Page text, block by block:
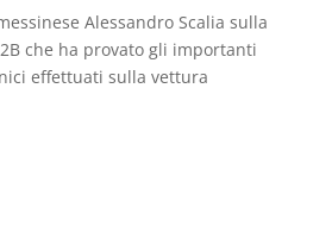
Alessandro Scalia sulla
che ha provato gli importanti
effettuati sulla vettura